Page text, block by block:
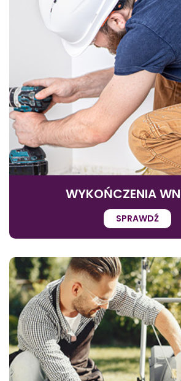
WYKOŃCZENIA
SPRAWDŹ